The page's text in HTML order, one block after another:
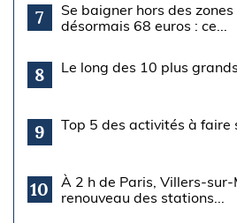
7
Se baigner hors des
désormais 68 euros : ce...
8 Le long des 10 plus
9 Top 5 des activités à faire
10
À 2 h de Paris, Villers-
renouveau des stations...